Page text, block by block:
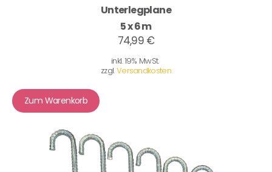
Unterlegplane
5 x 6 m
74,99 €
inkl. 19% MwSt.
zzgl.Versandkosten
Zum Warenkorb